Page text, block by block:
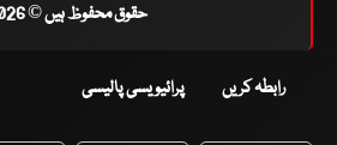
حقوق محفوظ ہیں © 2026
رابطہ کریں پرائیویسی پالیسی